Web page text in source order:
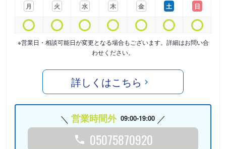
月
火
水
木
金
土
日
※営業日・相談可能日が変更となる場合もございます。詳細はお問い合
わせください。
詳しくはこちら
営業時間外 09:00-19:00
05075870920